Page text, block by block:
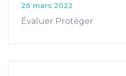
Évaluer Protéger
26 mars 2022